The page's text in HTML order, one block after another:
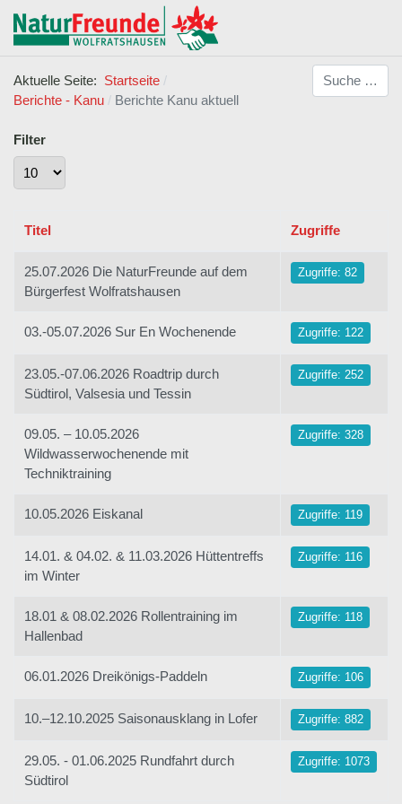
Aktuelle Seite: Startseite
Berichte - Kanu
Berichte Kanu aktuell
Suchen
Filter
Anzeige #
Titel Zugriffe
25.07.2026 Die NaturFreunde auf dem
Bürgerfest Wolfratshausen
Zugriffe: 82
03.-05.07.2026 Sur En Wochenende Zugriffe: 122
23.05.-07.06.2026 Roadtrip durch
Südtirol, Valsesia und Tessin
Zugriffe: 252
09.05. – 10.05.2026
Wildwasserwochenende mit
Techniktraining
Zugriffe: 328
10.05.2026 Eiskanal Zugriffe: 119
14.01. & 04.02. & 11.03.2026 Hüttentreffs
im Winter
Zugriffe: 116
18.01 & 08.02.2026 Rollentraining im
Hallenbad
Zugriffe: 118
06.01.2026 Dreikönigs-Paddeln Zugriffe: 106
10.–12.10.2025 Saisonausklang in Lofer Zugriffe: 882
29.05. - 01.06.2025 Rundfahrt durch
Südtirol
Zugriffe: 1073